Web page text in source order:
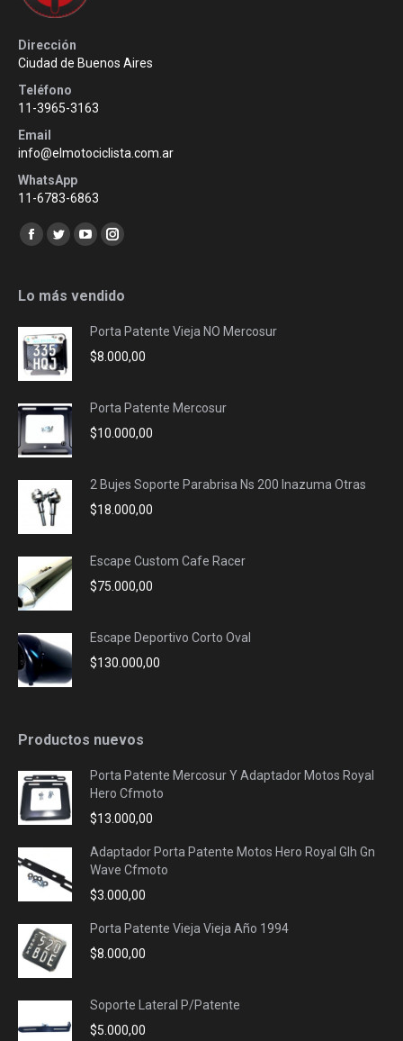
Dirección
Ciudad de Buenos Aires
Teléfono
11-3965-3163
Email
info@elmotociclista.com.ar
WhatsApp
11-6783-6863
Encuéntranos en:
Facebook
opens
new
window
Twitter
opens
new
window
YouTube
opens
new
window
Instagram
opens
new
window
Lo más vendido
Porta Patente Vieja NO Mercosur
$8.000,00
Porta Patente Mercosur
$10.000,00
2 Bujes Soporte Parabrisa Ns 200 Inazuma Otras
$18.000,00
Escape Custom Cafe Racer
$75.000,00
Escape Deportivo Corto Oval
$130.000,00
Productos nuevos
Porta Patente Mercosur Y Adaptador Motos Royal
Hero Cfmoto
$13.000,00
Adaptador Porta Patente Motos Hero Royal Glh Gn
Wave Cfmoto
$3.000,00
Porta Patente Vieja Vieja Año 1994
$8.000,00
Soporte Lateral P/Patente
$5.000,00